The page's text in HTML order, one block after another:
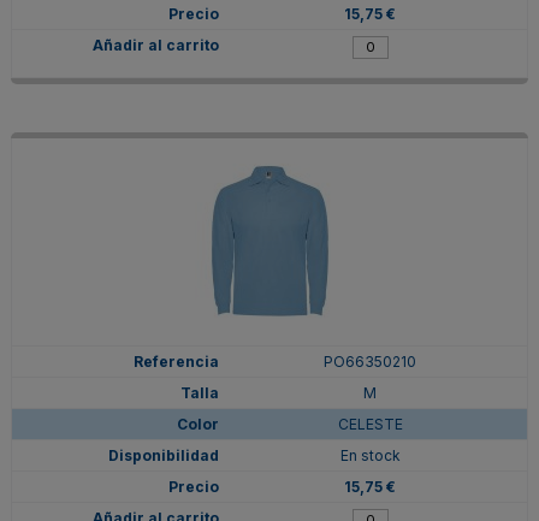
15,75 €
PO66350210
M
CELESTE
En stock
15,75 €